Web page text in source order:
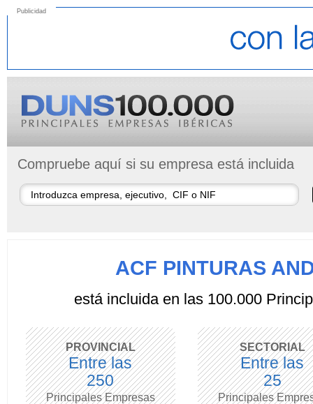
Publicidad
Compruebe aquí si su empresa está incluida
ACF PINTURAS
está incluida en las 100.000
PROVINCIAL
Entre las
250
Principales Empresas
SECTORIAL
Entre las
25
Principales